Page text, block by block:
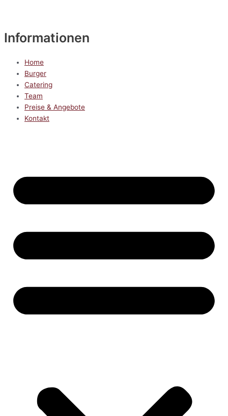
Informationen
Home
Burger
Catering
Team
Preise & Angebote
Kontakt